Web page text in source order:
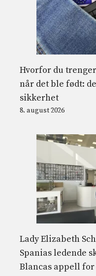
Hvorfor du
når det ble født:
sikkerhet
8. august 2026
Lady Elizabeth
Spanias ledende
Blancas appell